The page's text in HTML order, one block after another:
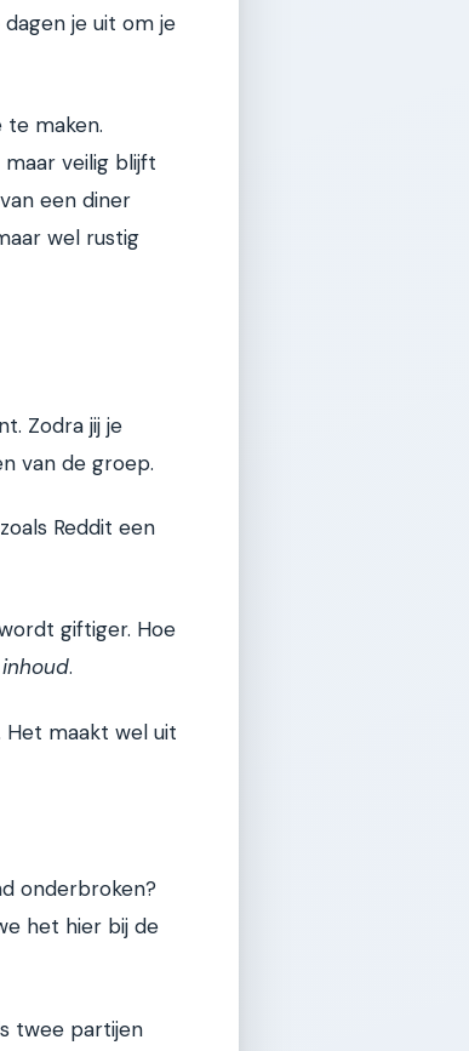
je uit om je
maken.
veilig blijft
een diner
wel rustig
Zodra jij je
van de groep.
Reddit een
giftiger. Hoe
inhoud.
maakt wel uit
onderbroken?
het hier bij de
twee partijen